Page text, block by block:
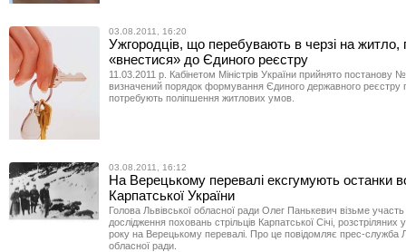
03.08.2011, 16:20
Ужгородців, що перебувають в черзі на житло,
«внестися» до Єдиного реєстру
11.03.2011 р. Кабінетом Міністрів України прийнято постанову
визначений порядок формування Єдиного державного реєстру
потребують поліпшення житлових умов.
03.08.2011, 16:12
На Верецькому перевалі ексгумують останки
Карпатської України
Голова Львівської обласної ради Олег Панькевич візьме участь
дослідження поховань стрільців Карпатської Січі, розстріляних
року на Верецькому перевалі. Про це повідомляє прес-служба
обласної ради.